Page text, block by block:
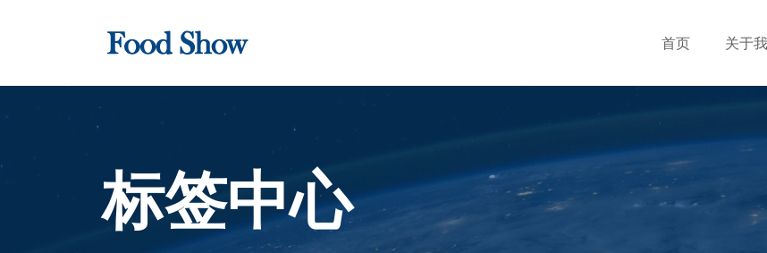
首页 关于
标签中心